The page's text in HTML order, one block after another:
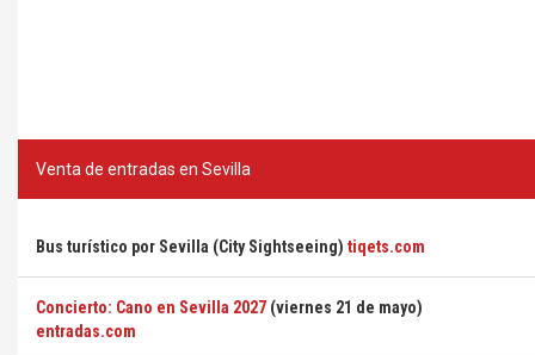
Venta de entradas en Sevilla
Bus turístico por Sevilla (City Sightseeing) tiqets.com
Concierto: Cano en Sevilla 2027 (viernes 21 de mayo)
entradas.com